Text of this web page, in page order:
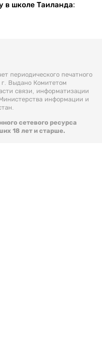
в школе Таиланда:
периодического печатного
Выдано Комитетом
связи, информатизации
информации и
сетевого ресурса
18 лет и старше.